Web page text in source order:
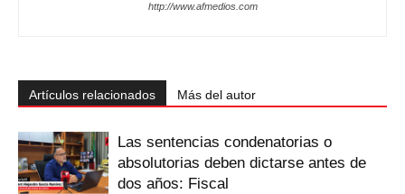
http://www.afmedios.com
Artículos relacionados Más del autor
Las sentencias condenatorias o
absolutorias deben dictarse antes de
dos años: Fiscal